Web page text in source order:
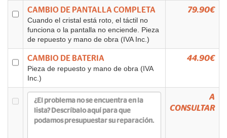
CAMBIO DE PANTALLA COMPLETA
Cuando el cristal está roto, el táctil no
funciona o la pantalla no enciende. Pieza
de repuesto y mano de obra (IVA Inc.)
79.90€
CAMBIO DE BATERIA
Pieza de repuesto y mano de obra (IVA
Inc.)
44.90€
A
CONSULTAR